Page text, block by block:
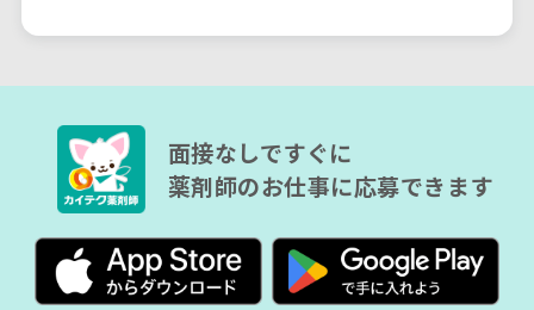
面接なしですぐに
薬剤師のお仕事に応募できます